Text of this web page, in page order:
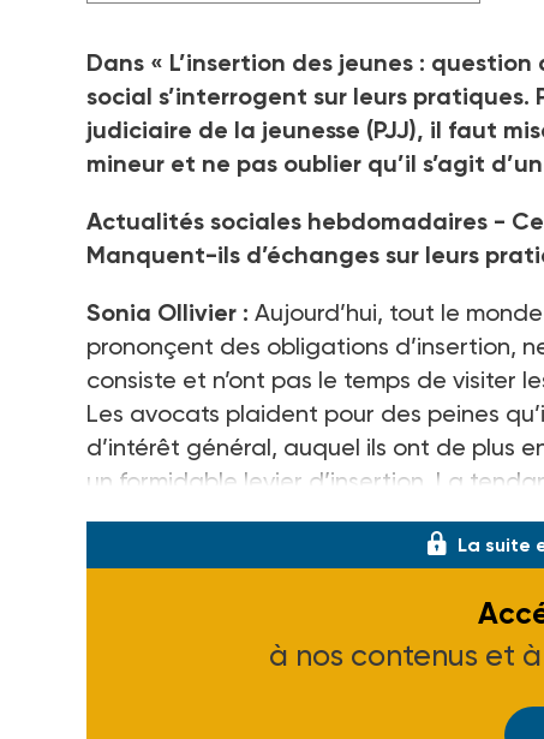
Dans « L’insertion des jeunes :
social s’interrogent sur leurs
judiciaire de la jeunesse (PJJ), il faut
mineur et ne pas oublier qu’il s’agit
Actualités sociales hebdomadaires -
Manquent-ils d’échanges sur leurs
Sonia Ollivier : Aujourd’hui, tout le
prononçent des obligations d’insertion,
consiste et n’ont pas le temps de visiter
Les avocats plaident pour des peines
d’intérêt général, auquel ils ont de plus
un formidable levier d’insertion. La
La suite
à nos contenus et